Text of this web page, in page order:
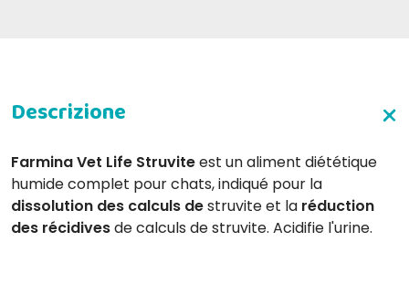
Farmina Vet Life Struviteest un aliment diététique
humide complet pour chats, indiqué pour la
dissolution des calculs destruvite et la réduction
des récidivesde calculs de struvite. Acidifie l'urine.